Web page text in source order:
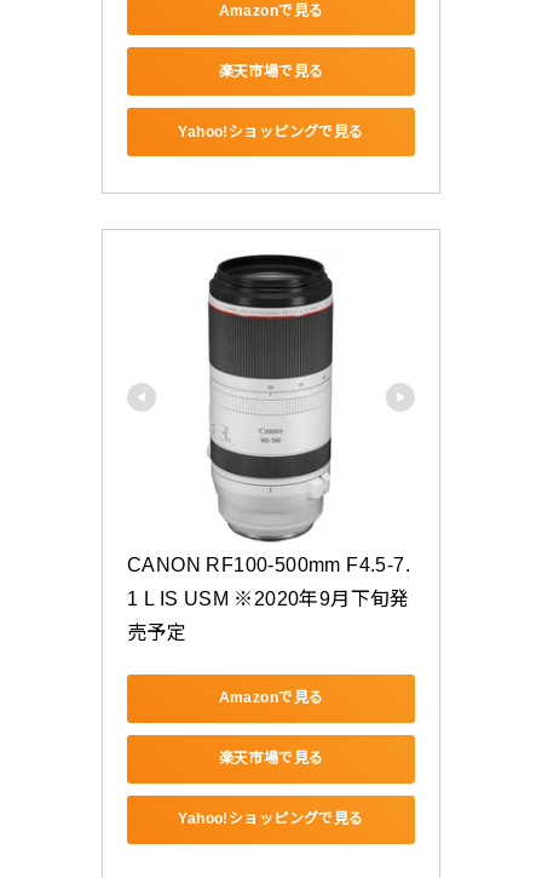
Amazonで見る
楽天市場で見る
Yahoo!ショッピングで見る
CANON RF100-500mm F4.5-7.
1 L IS USM ※2020年9月下旬発
売予定
Amazonで見る
楽天市場で見る
Yahoo!ショッピングで見る